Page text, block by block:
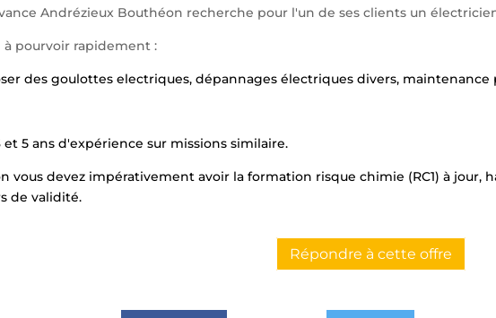
Andrézieux Bouthéon recherche pour l'un de ses clients un
à pourvoir rapidement :
des goulottes electriques, dépannages électriques divers,
et 5 ans d'expérience sur missions similaire.
vous devez impérativement avoir la formation risque chimie (RC1) à jour,
de validité.
Répondre à cette offre